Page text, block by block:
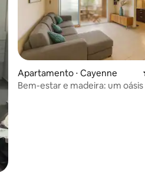
Apartamento ⋅ Cayenne
Bem-estar e madeira: um